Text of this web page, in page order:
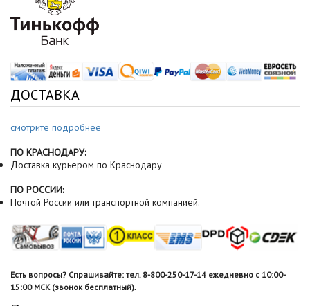
ДОСТАВКА
смотрите подробнее
ПО КРАСНОДАРУ:
Доставка курьером по Краснодару
ПО РОССИИ:
Почтой России или транспортной компанией.
Есть вопросы? Спрашивайте: тел. 8-800-250-17-14 ежедневно с 10:00-
15:00 МСК (звонок бесплатный).